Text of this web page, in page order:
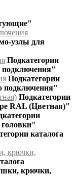
узлы для
Подкатегории
подключения"
Подкатегории
подключения"
Подкатегории
RAL (Цветная)"
головки"
каталога
крючки,
крючки,